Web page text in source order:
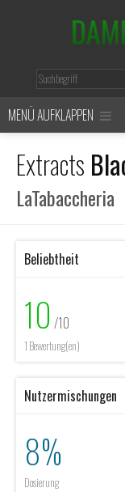
MENÜ AUFKLAPPEN
Extracts
LaTabaccheria
Beliebtheit
10 /10
1 Bewertung(en)
Nutzermischungen
8%
Dosierung